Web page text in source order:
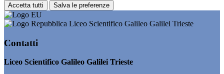
Accetta tutti Salva le preferenze
Liceo Scientifico Galileo Galilei Trieste
Contatti
Liceo Scientifico Galileo Galilei Trieste